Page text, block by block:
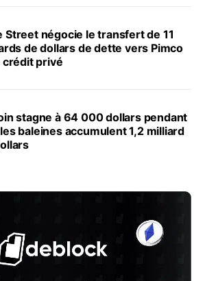
Street négocie le transfert de 11
de dollars de dette vers Pimco
crédit privé
stagne à 64 000 dollars pendant
baleines accumulent 1,2 milliard